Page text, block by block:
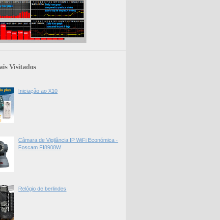
Visitados
Iniciação ao X10
Câmara de Vigilância IP WiFi Económica -
Foscam FI8908W
Relógio de berlindes